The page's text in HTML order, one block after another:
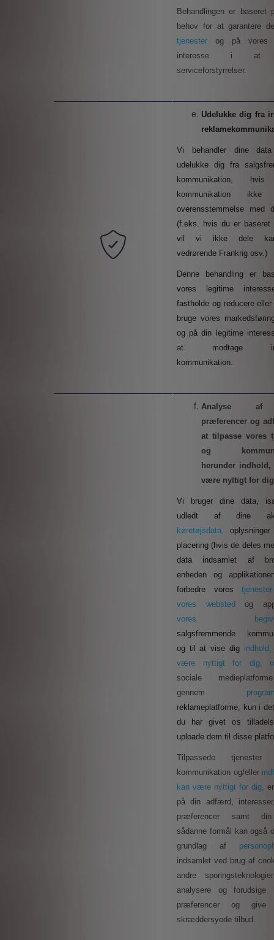
Behandlingen er baseret
behov for at garantere
tjenester og på vores
interesse i at
serviceforstyrrelser.
Udelukkedig fra
Vi behandler dine
udelukke dig fra
kommunikation,
kommunikation
overensstemmelse med
(f.eks. hvis du er baseret
vil vi ikke dele
vedrørende Frankrig osv.)
Denne behandling er
vores legitime
fastholde og reducere
bruge vores
og på din legitime
at modtage
kommunikation.
Analyse
præferencer og
at tilpasse vores
og
herunder indhold,
være nyttigt for
Vi bruger dine data,
udledt af dine
køretøjsdata,
placering (hvis de deles
data indsamlet af
enheden og
forbedre vores
vores webstedog
vores
salgsfremmende
og til at vise dig
være nyttigt for dig,
sociale
gennem
reklameplatforme, kun i
du har givet os
uploade dem til disse
Tilpassede tjenester
kommunikation og/eller
kan være nyttigt for dig,
på din adfærd,
præferencer samt
sådanne formål kan også
grundlag af
indsamlet ved brug af
andre
analysere og forudsige
præferencer og give
skræddersyede tilbud.